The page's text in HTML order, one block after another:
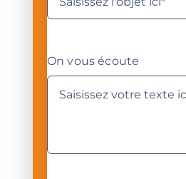
On vous écoute